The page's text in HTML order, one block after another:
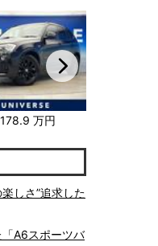
178.9 万円
しさ”追求した
A6スポーツバ